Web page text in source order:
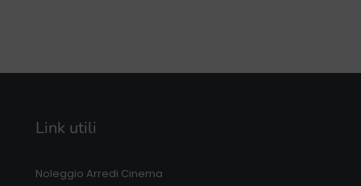
Link utili
Noleggio Arredi Cinema